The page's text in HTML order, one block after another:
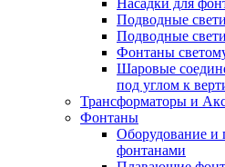
Насадки для
Подводные
Подводные
Фонтаны
Шаровые
под углом к
Трансформаторы и
Фонтаны
Оборудование и
фонтанами